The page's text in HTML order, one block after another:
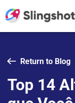
Return to Blog
Top 14